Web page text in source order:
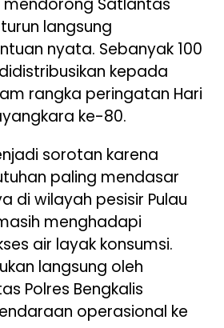
mendorong Satlantas
langsung
nyata. Sebanyak 100
kepada
rangka peringatan Hari
ke-80.
sorotan karena
paling mendasar
di wilayah pesisir Pulau
menghadapi
air layak konsumsi.
langsung oleh
Polres Bengkalis
operasional ke